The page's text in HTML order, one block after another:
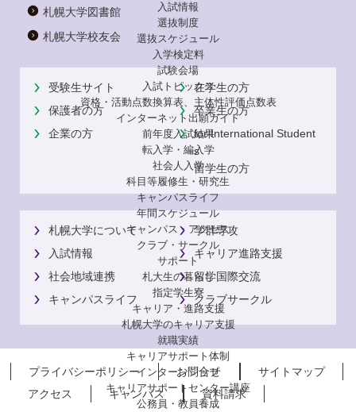
入試情報
選抜制度
選抜スケジュール
入学検定料
試験会場
入試トピックス
資格・活動点数換算表、主体性評価点数表
インターネット出願ガイド
前年度入試結果
転入学・編入学
社会人入学
科目等履修生・研究生
キャンパスライフ
年間スケジュール
キャンパス・アクセス
クラブ・サークル
サポート
札大生の暮らし
指定学生寮
キャリア・進路支援
札幌大学のキャリア支援
就職実績
キャリアサポート体制
インターンシップ
キャリアサポートセンター講座
公務員・教員養成
札幌大学図書館
札幌大学校友会
受験生サイト
在学生の方
保護者の方
卒業生の方
企業の方
for International Student
s
留学生の方
札幌大学について
学群専攻
入試情報
キャリア進路支援
社会地域連携
留学国際交流
キャンパスライフ
クラブサークル
プライバシーポリシー お問合せ
サイトマップ
アクセス
キャンパス 資料請求